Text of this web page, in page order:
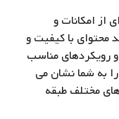
از امکانات و
محتوای با کیفیت و
رویکردهای مناسب
به شما نشان می
مختلف طبقه